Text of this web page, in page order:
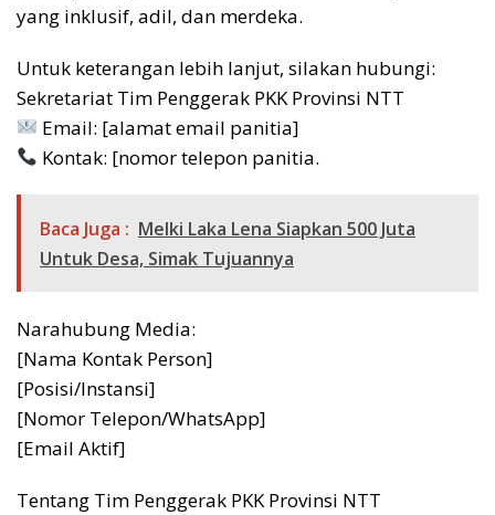
yang inklusif, adil, dan merdeka.
Untuk keterangan lebih lanjut, silakan hubungi:
Sekretariat Tim Penggerak PKK Provinsi NTT
Email: [alamat email panitia]
Kontak: [nomor telepon panitia.
Baca Juga : Melki Laka Lena Siapkan 500 Juta
Untuk Desa, Simak Tujuannya
Narahubung Media:
[Nama Kontak Person]
[Posisi/Instansi]
[Nomor Telepon/WhatsApp]
[Email Aktif]
Tentang Tim Penggerak PKK Provinsi NTT